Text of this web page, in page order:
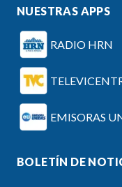
NUESTRAS APPS
RADIO HRN
EMISORAS
BOLETÍN DE